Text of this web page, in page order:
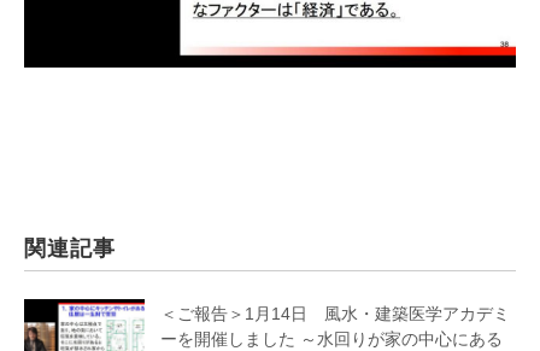
関連記事
＜ご報告＞1月14日 風水・建築医学アカデミ
ーを開催しました ～水回りが家の中心にある